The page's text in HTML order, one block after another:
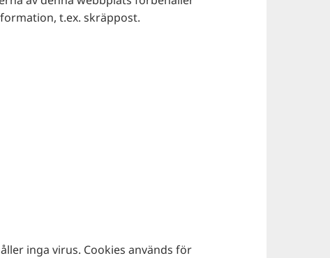
t.ex. skräppost.
inga virus. Cookies används för